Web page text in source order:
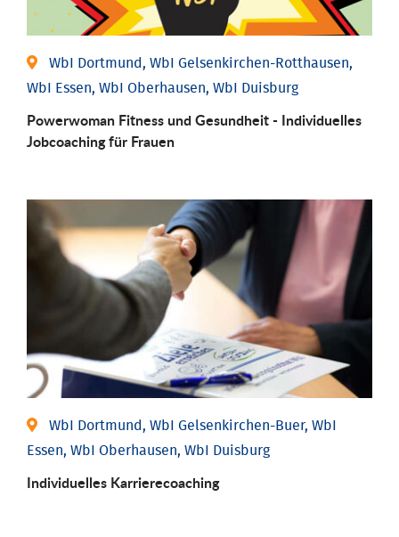
WbI Dortmund, WbI Gelsenkirchen-Rotthausen,
WbI Essen, WbI Oberhausen, WbI Duisburg
Powerwoman Fitness und Gesund­heit - Individu­elles
Job­coaching für Frauen
WbI Dortmund, WbI Gelsenkirchen-Buer, WbI
Essen, WbI Oberhausen, WbI Duisburg
Individu­elles Karrierecoaching